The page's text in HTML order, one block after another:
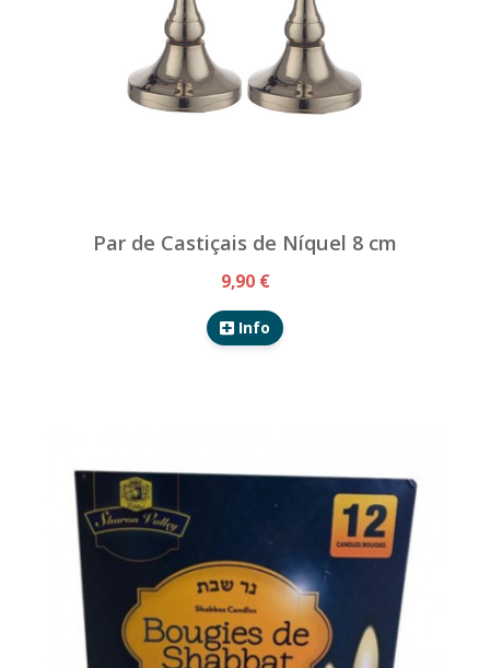
Par de Castiçais de Níquel 8 cm
9,90 €
Info